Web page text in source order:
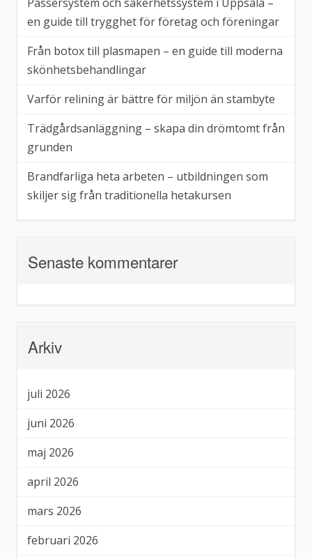
en guide till trygghet för företag och föreningar
Från botox till plasmapen – en guide till moderna
skönhetsbehandlingar
Varför relining är bättre för miljön än stambyte
Trädgårdsanläggning – skapa din drömtomt från
grunden
Brandfarliga heta arbeten – utbildningen som
skiljer sig från traditionella hetakursen
Senaste kommentarer
Arkiv
juli 2026
juni 2026
maj 2026
april 2026
mars 2026
februari 2026